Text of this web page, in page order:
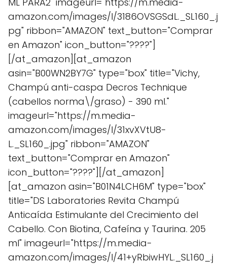
amazon.com/images/I/3186OVSGSdL._SL160_.j
pg" ribbon="AMAZON" text_button="Comprar
en Amazon" icon_button="????"]
[/at_amazon][at_amazon
asin="B00WN2BY7G" type="box" title="Vichy,
Champú anti-caspa Decros Technique
(cabellos norma\/graso) - 390 ml."
imageurl="https://m.media-
amazon.com/images/I/31xvXVtU8-
L._SL160_.jpg" ribbon="AMAZON"
text_button="Comprar en Amazon"
icon_button="????"][/at_amazon]
[at_amazon asin="B01N4LCH6M" type="box"
title="DS Laboratories Revita Champú
Anticaída Estimulante del Crecimiento del
Cabello. Con Biotina, Cafeína y Taurina. 205
ml" imageurl="https://m.media-
amazon.com/images/I/41+yRbiwHYL._SL160_.j